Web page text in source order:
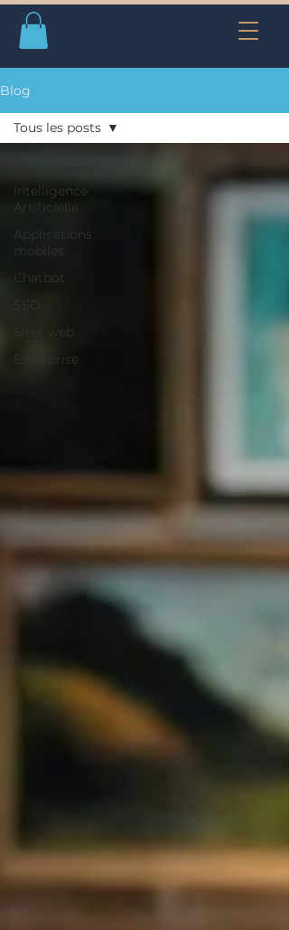
Blog
Intelligence
Artificielle
Applications
mobiles
Chatbot
SEO
Sites web
Entreprise
Tous les posts